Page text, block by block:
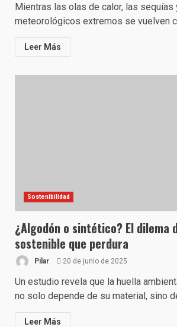
Mientras las olas de calor, las
meteorológicos extremos se vuelven
Leer Más
Sostenibilidad
¿Algodón o sintético? El dilema
sostenible que perdura
Pilar 20 de junio de 2025
Un estudio revela que la huella
no solo depende de su material, sino
Leer Más